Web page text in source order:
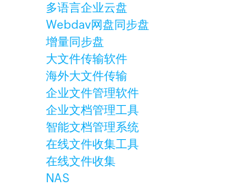
多语言企业云盘
Webdav网盘同步盘
增量同步盘
大文件传输软件
海外大文件传输
企业文件管理软件
企业文档管理工具
智能文档管理系统
在线文件收集工具
在线文件收集
NAS